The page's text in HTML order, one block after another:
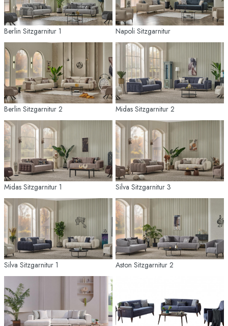
Berlin Sitzgarnitur 1 Napoli Sitzgarnitur
Berlin Sitzgarnitur 2 Midas Sitzgarnitur 2
Midas Sitzgarnitur 1 Silva Sitzgarnitur 3
Silva Sitzgarnitur 1 Aston Sitzgarnitur 2